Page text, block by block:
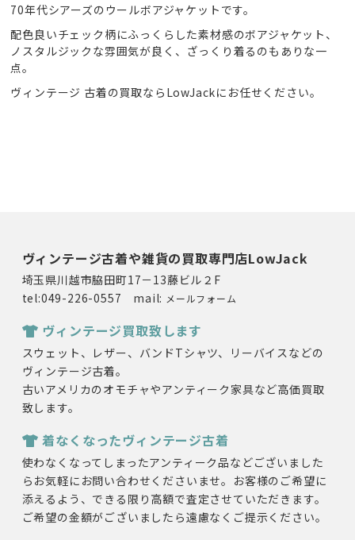
70年代シアーズのウールボアジャケットです。
配色良いチェック柄にふっくらした素材感のボアジャケット、
ノスタルジックな雰囲気が良く、ざっくり着るのもありな一
点。
ヴィンテージ 古着の買取ならLowJackにお任せください。
ヴィンテージ古着や雑貨の買取専門店LowJack
埼玉県川越市脇田町17－13藤ビル２F
tel:049-226-0557 mail: メールフォーム
ヴィンテージ買取致します
スウェット、レザー、バンドTシャツ、リーバイスなどの
ヴィンテージ古着。
古いアメリカのオモチャやアンティーク家具など高価買取
致します。
着なくなったヴィンテージ古着
使わなくなってしまったアンティーク品などございました
らお気軽にお問い合わせくださいませ。お客様のご希望に
添えるよう、できる限り高額で査定させていただきます。
ご希望の金額がございましたら遠慮なくご提示ください。